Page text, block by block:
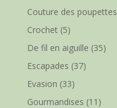
Couture des poupettes
Crochet(5)
De fil en aiguille (35)
Escapades (37)
Evasion (33)
Gourmandises (11)